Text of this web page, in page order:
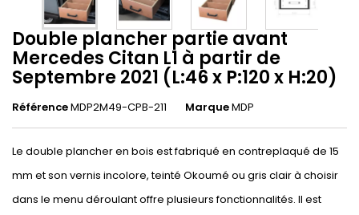
Double plancher partie avant
Mercedes Citan L1 à partir de
Septembre 2021 (L:46 x P:120 x H:20)
RéférenceMDP2M49-CPB-211 MarqueMDP
Le double plancher en bois est fabriqué en contreplaqué de 15
mm et son vernis incolore, teinté Okoumé ou gris clair à choisir
dans le menu déroulant offre plusieurs fonctionnalités. Il est